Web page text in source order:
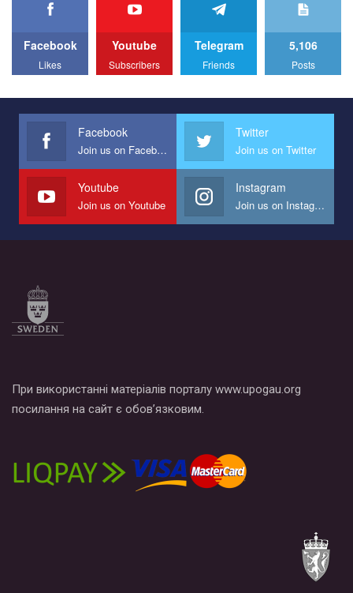
We appeal to your support and ask to help us implement our plan
All you have to do is to press "Like" below the video.
Эмоционально сильный ролик от команды "Гей-альянс
представляющий программу развития организации.
Мы просим вас поддержать нас и помочь нам реализовать
наш план по борьбе с насилием и дискриминацией на почве
СОГИ в Украине.
Все, что вам нужно сделать - это зайти на наш канал YouTube
Facebook
Likes
Youtube
Subscribers
Telegram
Friends
5,106
Posts
Facebook
Join us on Facebook
Twitter
Join us on Twitter
Youtube
Join us on Youtube
Instagram
Join us on Instagram
При використанні матеріалів порталу www.upogau.org
посилання на сайт є обов’язковим.